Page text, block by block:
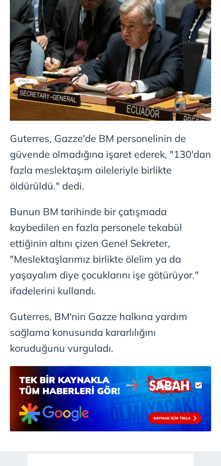
Guterres, Gazze'de BM personelinin de
güvende olmadığına işaret ederek, "130'dan
fazla meslektaşım aileleriyle birlikte
öldürüldü." dedi.
Bunun BM tarihinde bir çatışmada
kaybedilen en fazla personele tekabül
ettiğinin altını çizen Genel Sekreter,
"Meslektaşlarımız birlikte ölelim ya da
yaşayalım diye çocuklarını işe götürüyor."
ifadelerini kullandı.
Guterres, BM'nin Gazze halkına yardım
sağlama konusunda kararlılığını
koruduğunu vurguladı.